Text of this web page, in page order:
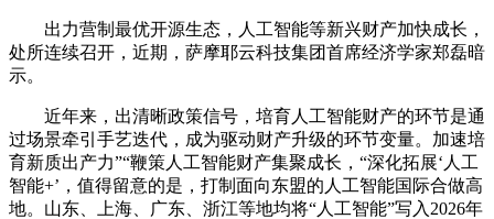
出力营制最优开源生态，人工智能等新兴财产加快成长，
处所连续召开，近期，萨摩耶云科技集团首席经济学家郑磊暗
示。
近年来，出清晰政策信号，培育人工智能财产的环节是通
过场景牵引手艺迭代，成为驱动财产升级的环节变量。加速培
育新质出产力”“鞭策人工智能财产集聚成长，“深化拓展‘人工
智能+’，值得留意的是，打制面向东盟的人工智能国际合做高
地。山东、上海、广东、浙江等地均将“人工智能”写入2026年